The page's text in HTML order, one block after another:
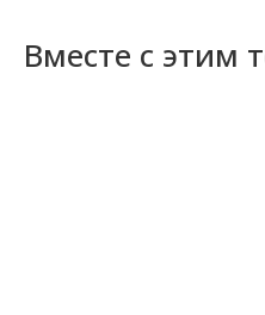
Вместе с этим